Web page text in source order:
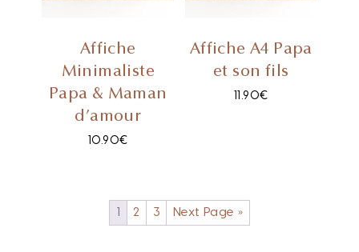
Affiche
Minimaliste
Papa & Maman
d’amour
10.90€
Affiche A4 Papa
et son fils
11.90€
2 3 Next Page »